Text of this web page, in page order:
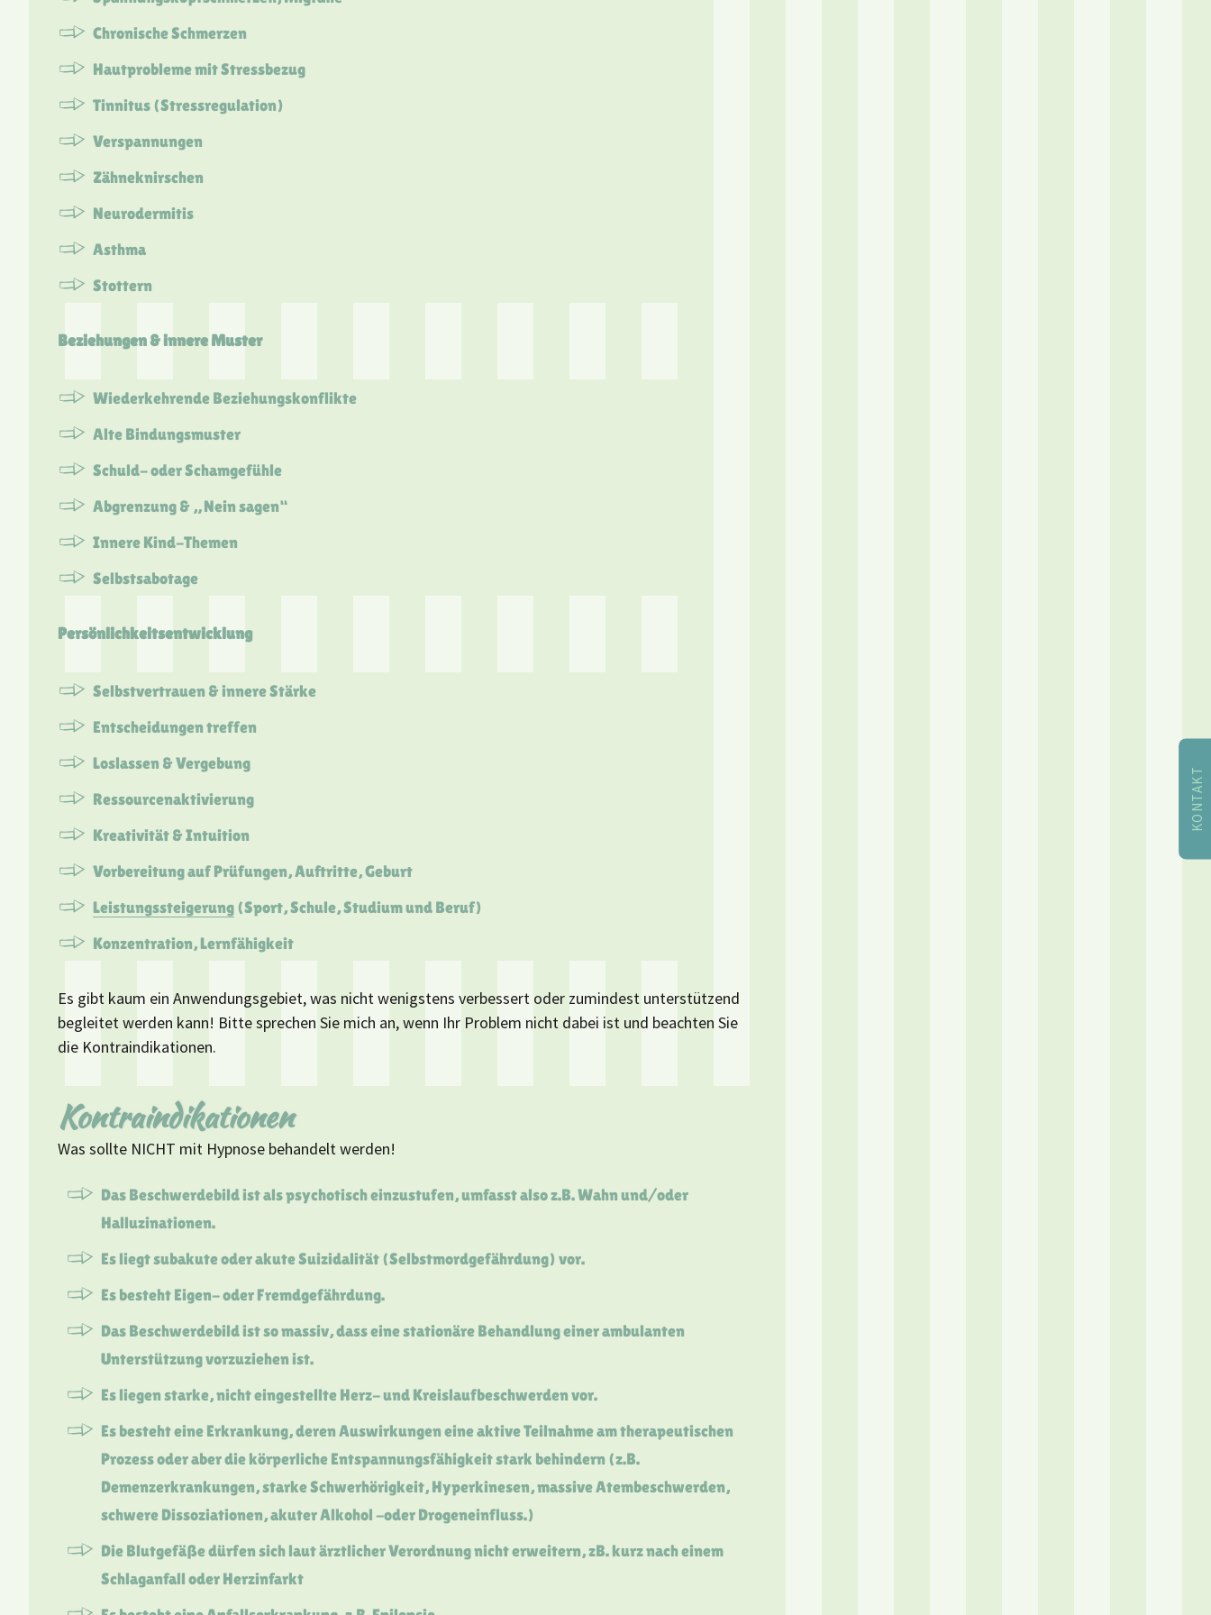
KONTAKT
Chronische Schmerzen
Hautprobleme mit Stressbezug
Tinnitus (Stressregulation)
Verspannungen
Zähneknirschen
Neurodermitis
Asthma
Stottern
Beziehungen & innere Muster
Wiederkehrende Beziehungskonflikte
Alte Bindungsmuster
Schuld- oder Schamgefühle
Abgrenzung & „Nein sagen“
Innere Kind-Themen
Selbstsabotage
Persönlichkeitsentwicklung
Selbstvertrauen & innere Stärke
Entscheidungen treffen
Loslassen & Vergebung
Ressourcenaktivierung
Kreativität & Intuition
Vorbereitung auf Prüfungen, Auftritte, Geburt
Leistungssteigerung(Sport, Schule, Studium und Beruf)
Konzentration, Lernfähigkeit
Es gibt kaum ein Anwendungsgebiet, was nicht wenigstens verbessert oder zumindest unterstützend
begleitet werden kann! Bitte sprechen Sie mich an, wenn Ihr Problem nicht dabei ist und beachten Sie
die Kontraindikationen.
Kontraindikationen
Was sollte NICHT mit Hypnose behandelt werden!
Das Beschwerdebild ist als psychotisch einzustufen, umfasst also z.B. Wahn und/oder
Halluzinationen.
Es liegt subakute oder akute Suizidalität (Selbstmordgefährdung) vor.
Es besteht Eigen- oder Fremdgefährdung.
Das Beschwerdebild ist so massiv, dass eine stationäre Behandlung einer ambulanten
Unterstützung vorzuziehen ist.
Es liegen starke, nicht eingestellte Herz- und Kreislaufbeschwerden vor.
Es besteht eine Erkrankung, deren Auswirkungen eine aktive Teilnahme am therapeutischen
Prozess oder aber die körperliche Entspannungsfähigkeit stark behindern (z.B.
Demenzerkrankungen, starke Schwerhörigkeit, Hyperkinesen, massive Atembeschwerden,
schwere Dissoziationen, akuter Alkohol -oder Drogeneinfluss.)
Die Blutgefäße dürfen sich laut ärztlicher Verordnung nicht erweitern, zB. kurz nach einem
Schlaganfall oder Herzinfarkt